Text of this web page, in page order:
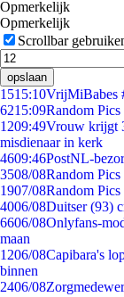
Opmerkelijk
Opmerkelijk
Scrollbar
opslaan
1515:10VrijMiBabes
6215:09Random
1209:49Vrouw krijgt
misdienaar in kerk
4609:46PostNL-
3508/08Random
1907/08Random
4006/08Duitser (93)
6606/08Onlyfans-
maan
1206/08Capibara's
binnen
2406/08